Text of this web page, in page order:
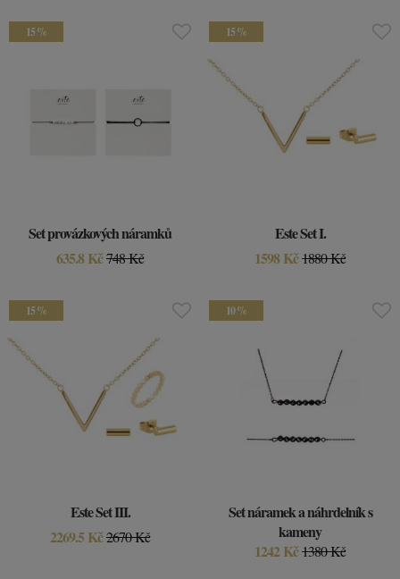
15 %
Set provázkových náramků
635.8 Kč748 Kč
15 %
Este Set I.
1598 Kč1880 Kč
15 %
Este Set III.
2269.5 Kč2670 Kč
10 %
Set náramek a náhrdelník s
kameny
1242 Kč1380 Kč